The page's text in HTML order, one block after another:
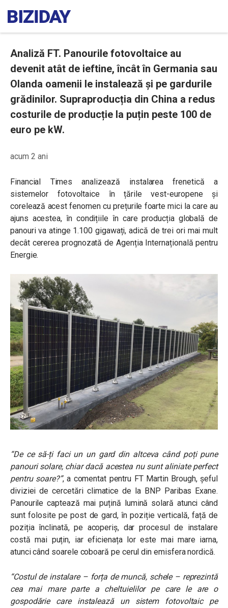
Analiză FT. Panourile fotovoltaice au
devenit atât de ieftine, încât în Germania sau
Olanda oamenii le instalează și pe gardurile
grădinilor. Supraproducția din China a redus
costurile de producție la puțin peste 100 de
euro pe kW.
acum 2 ani
Financial Times analizează instalarea frenetică a
sistemelor fotovoltaice în țările vest-europene și
corelează acest fenomen cu prețurile foarte mici la care au
ajuns acestea, în condițiile în care producția globală de
panouri va atinge 1.100 gigawați, adică de trei ori mai mult
decât cererea prognozată de Agenția Internațională pentru
Energie.
“De ce să-ți faci un un gard din altceva când poți pune
panouri solare, chiar dacă acestea nu sunt aliniate perfect
pentru soare?”, a comentat pentru FT Martin Brough, șeful
diviziei de cercetări climatice de la BNP Paribas Exane.
Panourile captează mai puțină lumină solară atunci când
sunt folosite pe post de gard, în poziție verticală, față de
poziția înclinată, pe acoperiș, dar procesul de instalare
costă mai puțin, iar eficienața lor este mai mare iarna,
atunci când soarele coboară pe cerul din emisfera nordică.
“Costul de instalare – forța de muncă, schele – reprezintă
cea mai mare parte a cheltuielilor pe care le are o
gospodărie care instalează un sistem fotovoltaic pe